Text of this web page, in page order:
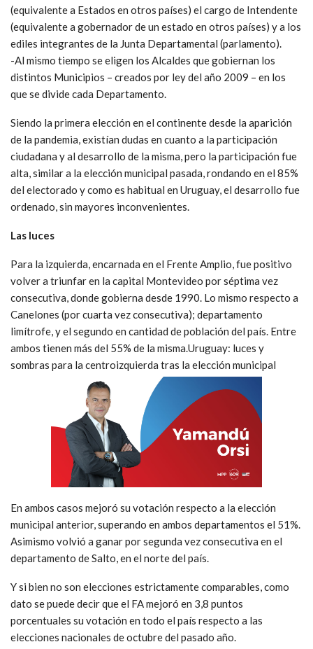
(equivalente a Estados en otros países) el cargo de Intendente
(equivalente a gobernador de un estado en otros países) y a los
ediles integrantes de la Junta Departamental (parlamento).
-Al mismo tiempo se eligen los Alcaldes que gobiernan los
distintos Municipios – creados por ley del año 2009 – en los
que se divide cada Departamento.
Siendo la primera elección en el continente desde la aparición
de la pandemia, existían dudas en cuanto a la participación
ciudadana y al desarrollo de la misma, pero la participación fue
alta, similar a la elección municipal pasada, rondando en el 85%
del electorado y como es habitual en Uruguay, el desarrollo fue
ordenado, sin mayores inconvenientes.
Las luces
Para la izquierda, encarnada en el Frente Amplio, fue positivo
volver a triunfar en la capital Montevideo por séptima vez
consecutiva, donde gobierna desde 1990. Lo mismo respecto a
Canelones (por cuarta vez consecutiva); departamento
limítrofe, y el segundo en cantidad de población del país. Entre
ambos tienen más del 55% de la misma.Uruguay: luces y
sombras para la centroizquierda tras la elección municipal
En ambos casos mejoró su votación respecto a la elección
municipal anterior, superando en ambos departamentos el 51%.
Asimismo volvió a ganar por segunda vez consecutiva en el
departamento de Salto, en el norte del país.
Y si bien no son elecciones estrictamente comparables, como
dato se puede decir que el FA mejoró en 3,8 puntos
porcentuales su votación en todo el país respecto a las
elecciones nacionales de octubre del pasado año.